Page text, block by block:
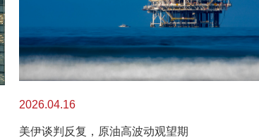
2026.04.16
美伊谈判反复，原油高波动观望期